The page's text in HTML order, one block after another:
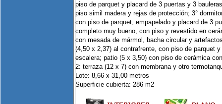
piso de parquet y placard de 3 puertas y 3
piso simil madera y rejas de protección; 3°
con piso de parquet, empapelado y placard de 3
completo muy bueno, con piso y revestido en
con mesada de mármol, bacha circular y
(4,50 x 2,37) al contrafrente, con piso de parquet
escalera; patio (5 x 3,50) con piso de cerámica
2: terraza (12 x 7) con membrana y otro
Lote: 8,66 x 31,00 metros
Superficie cubierta: 286 m2